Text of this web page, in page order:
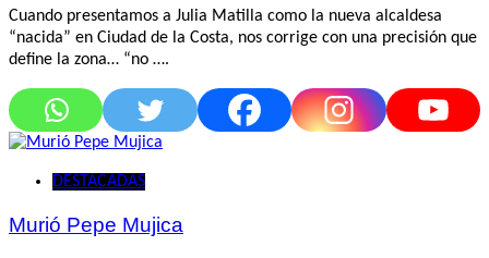
Cuando presentamos a Julia Matilla como la nueva alcaldesa
“nacida” en Ciudad de la Costa, nos corrige con una precisión que
define la zona… “no ….
DESTACADAS
Murió Pepe Mujica